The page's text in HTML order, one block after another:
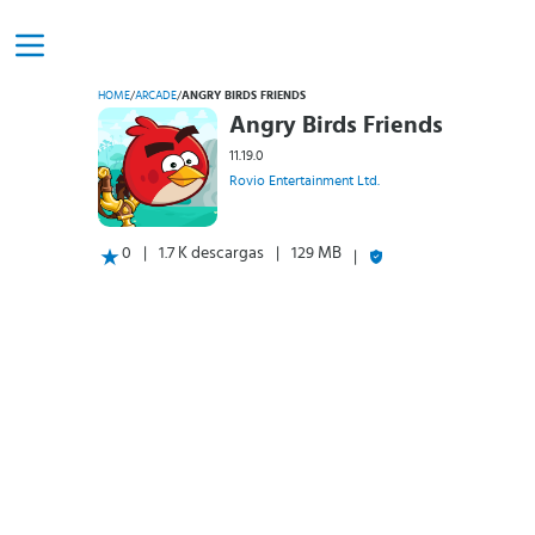
HOME/ARCADE/ANGRY BIRDS FRIENDS
Angry Birds Friends
11.19.0
Rovio Entertainment Ltd.
0 1.7 K descargas 129 MB